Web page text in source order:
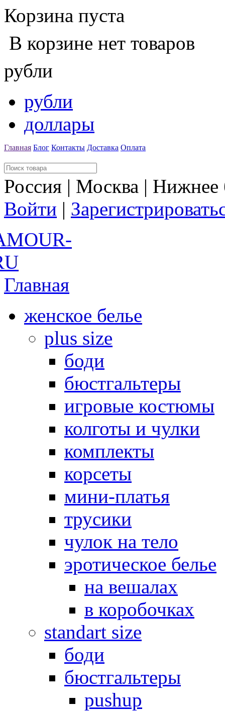
Корзина пуста
В корзине нет товаров
рубли
рубли
доллары
Главная Блог Контакты Доставка Оплата
Россия | Москва |
Войти |
Главная
женское белье
plus size
боди
бюстгальтеры
игровые костюмы
колготы и чулки
комплекты
корсеты
мини-платья
трусики
чулок на тело
эротическое белье
на вешалах
в коробочках
standart size
боди
бюстгальтеры
pushup